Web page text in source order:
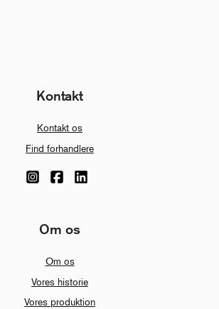
Kontakt
Kontakt os
Find forhandlere
Om os
Om os
Vores historie
Vores produktion